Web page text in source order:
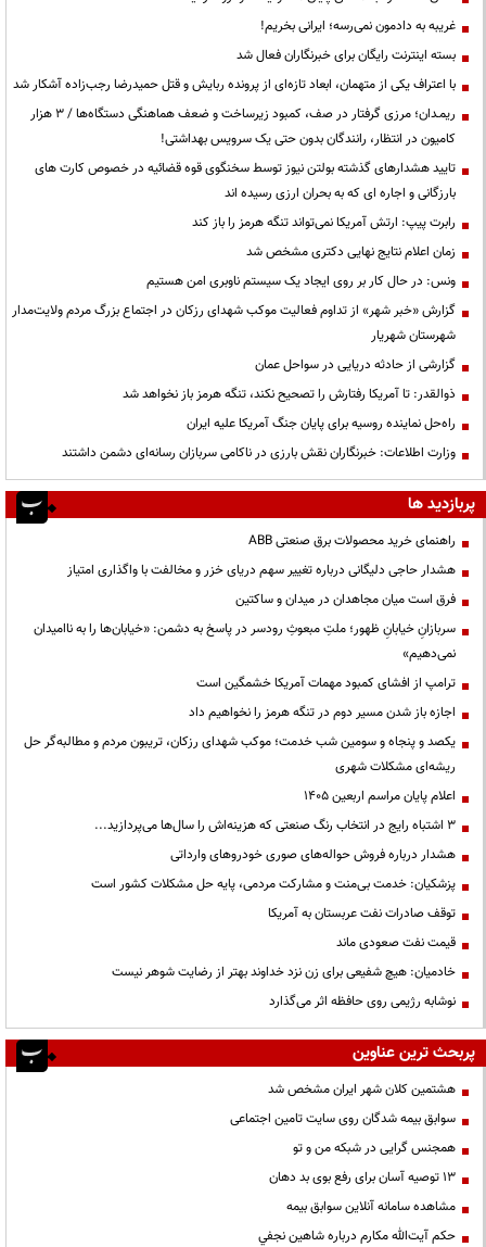
غریبه به دادمون نمی‌رسه؛ ایرانی بخریم!
بسته اینترنت رایگان برای خبرنگاران فعال شد
با اعتراف یکی از متهمان، ابعاد تازه‌ای از پرونده ربایش و قتل حمیدرضا رجب‌زاده آشکار شد
ریمـدان؛ مرزی گرفتار در صف، کمبود زیرساخت و ضعف هماهنگی دستگاه‌ها / ۳ هزار
کامیون در انتظار، رانندگان بدون حتی یک سرویس بهداشتی!
تایید هشدارهای گذشته بولتن نیوز توسط سخنگوی قوه قضائیه در خصوص کارت های
بارزگانی و اجاره ای که به بحران ارزی رسیده اند
رابرت پیپ: ارتش آمریکا نمی‌تواند تنگه هرمز را باز کند
زمان اعلام نتایج نهایی دکتری مشخص شد
ونس: در حال کار بر روی ایجاد یک سیستم ناوبری امن هستیم
گزارش «خبر شهر» از تداوم فعالیت موکب شهدای رزکان در اجتماع بزرگ مردم ولایت‌مدار
شهرستان شهریار
گزارشی از حادثه دریایی در سواحل عمان
ذوالقدر: تا آمریکا رفتارش را تصحیح نکند، تنگه هرمز باز نخواهد شد
راه‌حل نماینده روسیه برای پایان جنگ آمریکا علیه ایران
وزارت اطلاعات: خبرنگاران نقش بارزی در ناکامی سربازان رسانه‌ای دشمن داشتند
پربازدید ها
راهنمای خرید محصولات برق صنعتی ABB
هشدار حاجی دلیگانی درباره تغییر سهم دریای خزر و مخالفت با واگذاری امتیاز
فرق است میان مجاهدان در میدان و ساکتین
سربازانِ خیابانِ ظهور؛ ملتِ مبعوثِ رودسر در پاسخ به دشمن: «خیابان‌ها را به ناامیدان
نمی‌دهیم»
ترامپ از افشای کمبود مهمات آمریکا خشمگین است
اجازه باز شدن مسیر دوم در تنگه هرمز را نخواهیم داد
یکصد و پنجاه و سومین شب خدمت؛ موکب شهدای رزکان، تریبون مردم و مطالبه‌گر حل
ریشه‌ای مشکلات شهری
اعلام پایان مراسم اربعین ۱۴۰۵
3 اشتباه رایج در انتخاب رنگ صنعتی که هزینه‌اش را سال‌ها می‌پردازید...
هشدار درباره فروش حواله‌های صوری خودروهای وارداتی
پزشکیان: خدمت بی‌منت و مشارکت مردمی، پایه حل مشکلات کشور است
توقف صادرات نفت عربستان به آمریکا
قیمت نفت صعودی ماند
خادمیان: هیچ شفیعی برای زن نزد خداوند بهتر از رضایت شوهر نیست
نوشابه رژیمی روی حافظه اثر می‌گذارد
پربحث ترین عناوین
هشتمین کلان شهر ایران مشخص شد
سوابق بیمه شدگان روی سایت تامین اجتماعی
همجنس گرایی در شبکه من و تو
13 توصیه آسان برای رفع بوی بد دهان
مشاهده سامانه آنلاين سوابق بیمه
حكم آيت‌الله مكارم درباره شاهين نجفي